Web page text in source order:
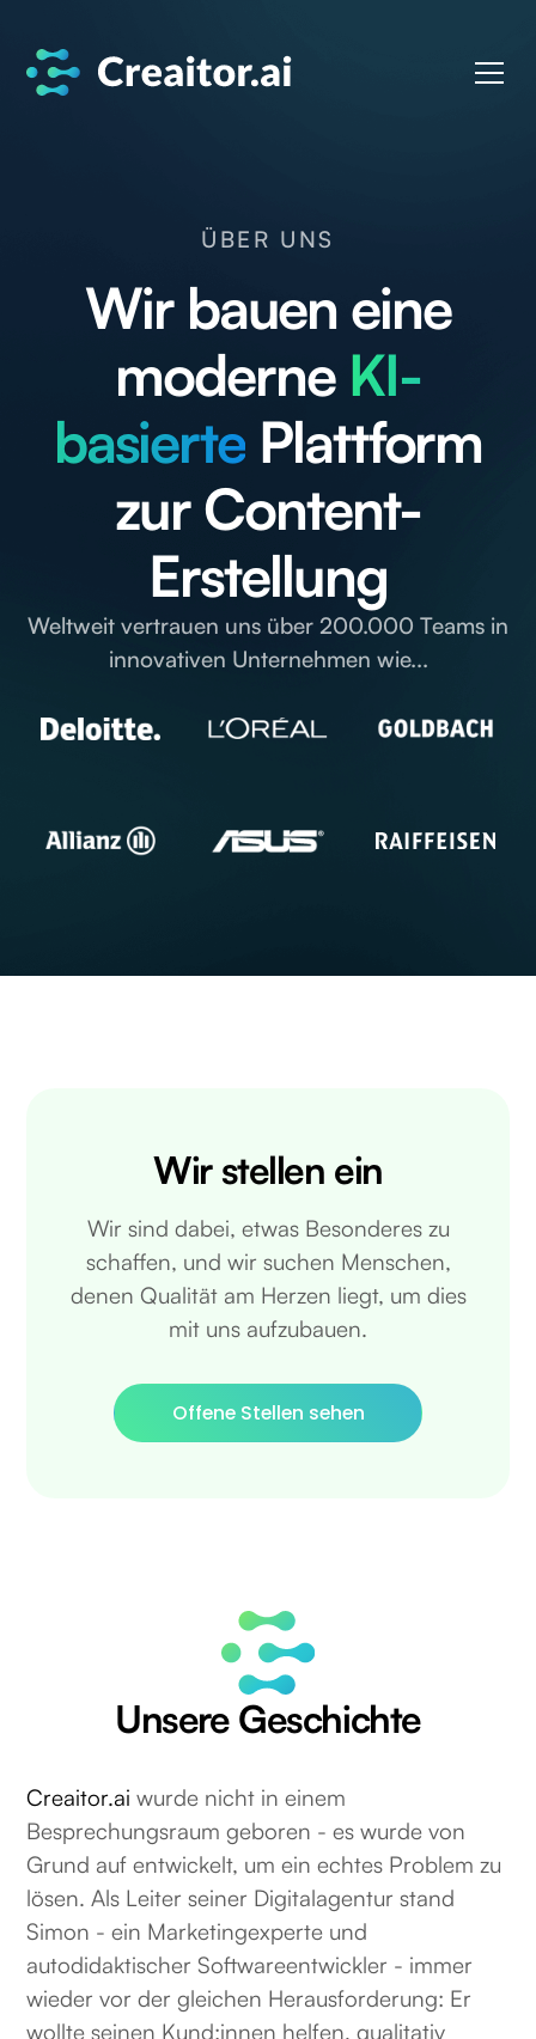
ÜBER UNS
Wir bauen eine
moderne KI-
basierte Plattform
zur Content-
Erstellung
Weltweit vertrauen uns über 200.000 Teams in
innovativen Unternehmen wie...
Wir stellen ein
Wir sind dabei, etwas Besonderes zu
schaffen, und wir suchen Menschen,
denen Qualität am Herzen liegt, um dies
mit uns aufzubauen.
Offene Stellen sehen
Unsere Geschichte
Creaitor.ai wurde nicht in einem
Besprechungsraum geboren - es wurde von
Grund auf entwickelt, um ein echtes Problem zu
lösen. Als Leiter seiner Digitalagentur stand
Simon - ein Marketingexperte und
autodidaktischer Softwareentwickler - immer
wieder vor der gleichen Herausforderung: Er
wollte seinen Kund:innen helfen, qualitativ